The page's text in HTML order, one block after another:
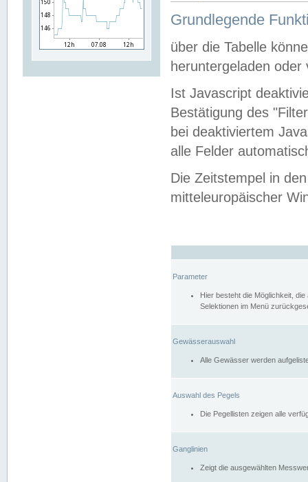
Grundlegende
über die Tabelle
heruntergeladen oder
Ist Javascript
Bestätigung des
bei deaktiviertem
alle Felder
Die Zeitstempel in
mitteleuropäischer
Parameter
Hier besteht die Möglichkeit,
Selektionen im Menü
Gewässerauswahl
Alle Gewässer werden
Auswahl des Pegels
Die Pegellisten zeigen alle
Ganglinien
Zeigt die ausgewählten